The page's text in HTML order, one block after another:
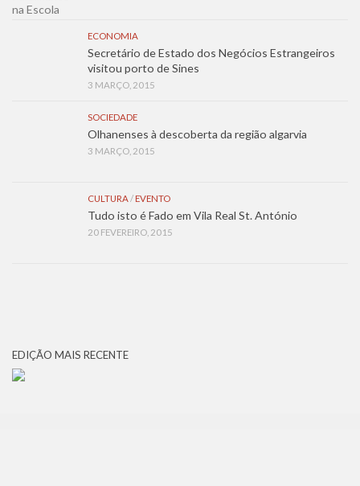
ECONOMIA
Secretário de Estado dos Negócios Estrangeiros
visitou porto de Sines
3 MARÇO, 2015
SOCIEDADE
Olhanenses à descoberta da região algarvia
3 MARÇO, 2015
CULTURA/ EVENTO
Tudo isto é Fado em Vila Real St. António
20 FEVEREIRO, 2015
EDIÇÃO MAIS RECENTE